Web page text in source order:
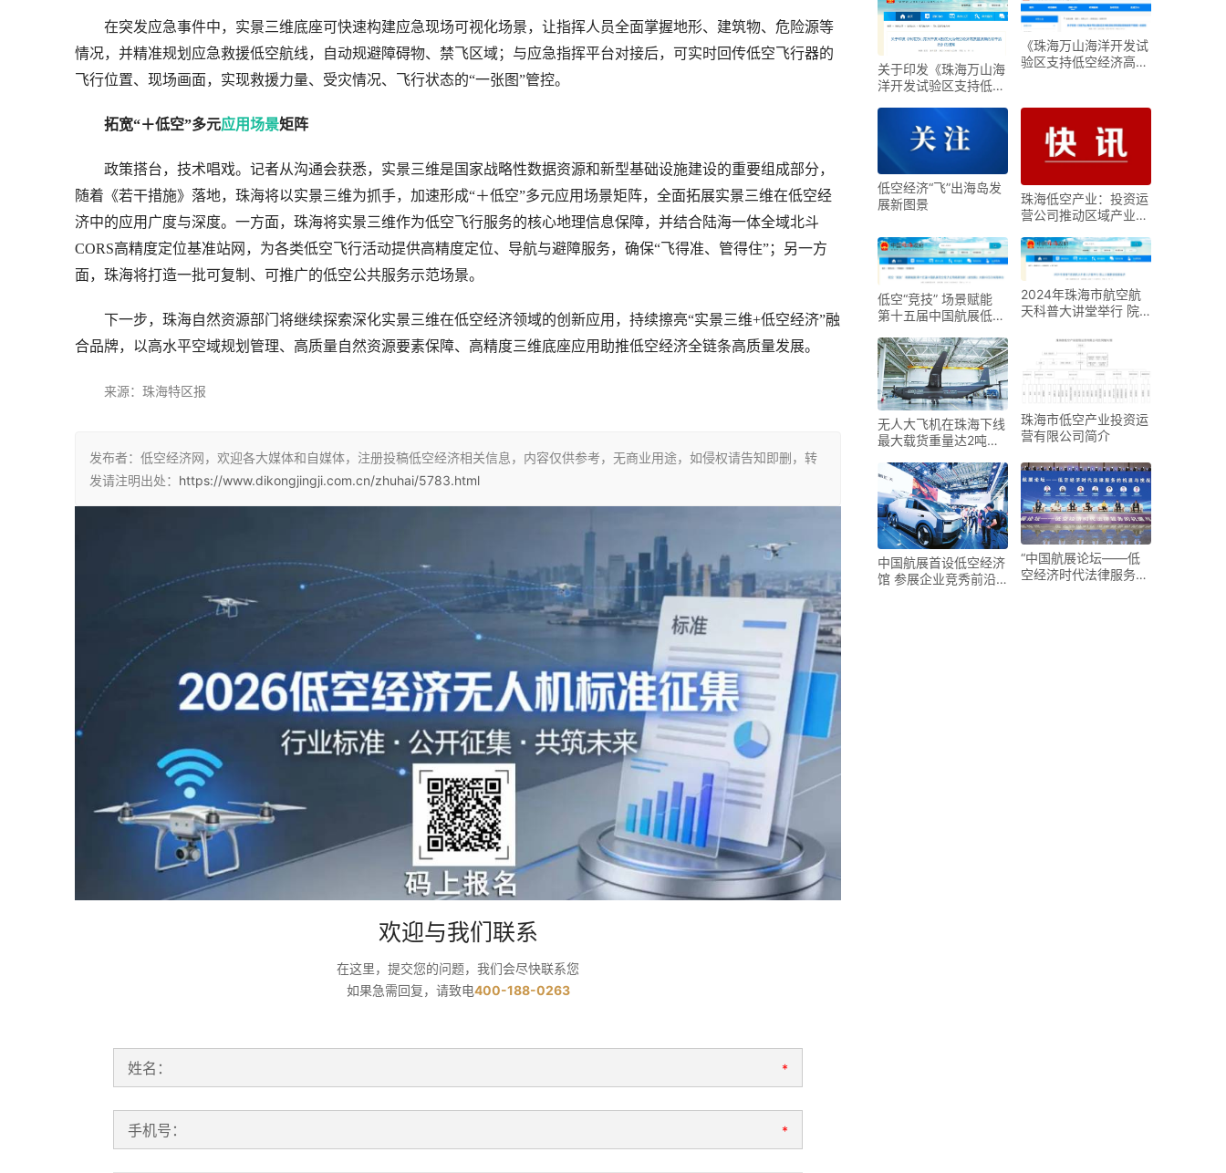
在突发应急事件中，实景三维底座可快速构建应急现场可视化场景，让指挥人员全面掌握地形、建筑物、危险源等
情况，并精准规划应急救援低空航线，自动规避障碍物、禁飞区域；与应急指挥平台对接后，可实时回传低空飞行器的
飞行位置、现场画面，实现救援力量、受灾情况、飞行状态的“一张图”管控。
拓宽“＋低空”多元应用场景矩阵
政策搭台，技术唱戏。记者从沟通会获悉，实景三维是国家战略性数据资源和新型基础设施建设的重要组成部分，
随着《若干措施》落地，珠海将以实景三维为抓手，加速形成“＋低空”多元应用场景矩阵，全面拓展实景三维在低空经
济中的应用广度与深度。一方面，珠海将实景三维作为低空飞行服务的核心地理信息保障，并结合陆海一体全域北斗
CORS高精度定位基准站网，为各类低空飞行活动提供高精度定位、导航与避障服务，确保“飞得准、管得住”；另一方
面，珠海将打造一批可复制、可推广的低空公共服务示范场景。
下一步，珠海自然资源部门将继续探索深化实景三维在低空经济领域的创新应用，持续擦亮“实景三维+低空经济”融
合品牌，以高水平空域规划管理、高质量自然资源要素保障、高精度三维底座应用助推低空经济全链条高质量发展。
来源：珠海特区报
发布者：低空经济网，欢迎各大媒体和自媒体，注册投稿低空经济相关信息，内容仅供参考，无商业用途，如侵权请告知即删，转
发请注明出处： https://www.dikongjingji.com.cn/zhuhai/5783.html
欢迎与我们联系
在这里，提交您的问题，我们会尽快联系您
如果急需回复，请致电400-188-0263
姓名： *
手机号： *
关于印发《珠海万山海
洋开发试验区支持低空
《珠海万山海洋开发试
验区支持低空经济高质
低空经济“飞”出海岛发
展新图景
珠海低空产业：投资运
营公司推动区域产业协
低空“竞技” 场景赋能
第十五届中国航展低空
创奖）大赛10日在珠海
举办
2024年珠海市航空航
天科普大讲堂举行 院
无人大飞机在珠海下线
最大载货重量达2吨，
重运力空白
珠海市低空产业投资运
营有限公司简介
中国航展首设低空经济
馆 参展企业竞秀前沿
“中国航展论坛——低
空经济时代法律服务的